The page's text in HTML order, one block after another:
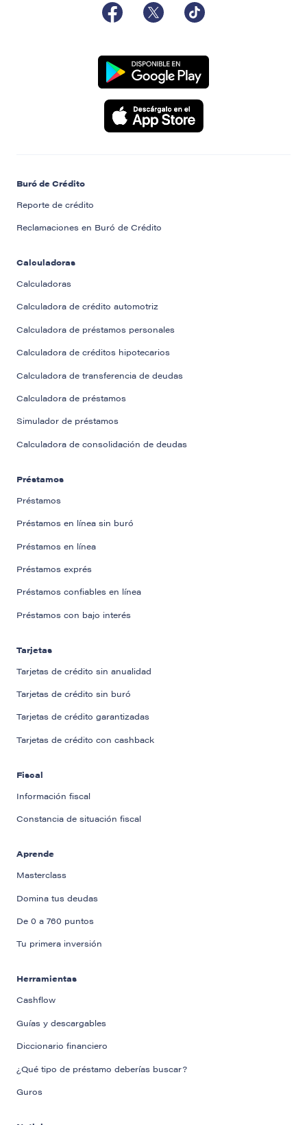
Buró de Crédito
Reporte de crédito
Reclamaciones en Buró de Crédito
Calculadoras
Calculadoras
Calculadora de crédito automotriz
Calculadora de préstamos personales
Calculadora de créditos hipotecarios
Calculadora de transferencia de deudas
Calculadora de préstamos
Simulador de préstamos
Calculadora de consolidación de deudas
Préstamos
Préstamos
Préstamos en línea sin buró
Préstamos en línea
Préstamos exprés
Préstamos confiables en línea
Préstamos con bajo interés
Tarjetas
Tarjetas de crédito sin anualidad
Tarjetas de crédito sin buró
Tarjetas de crédito garantizadas
Tarjetas de crédito con cashback
Fiscal
Información fiscal
Constancia de situación fiscal
Aprende
Masterclass
Domina tus deudas
De 0 a 760 puntos
Tu primera inversión
Herramientas
Cashflow
Guías y descargables
Diccionario financiero
¿Qué tipo de préstamo deberías buscar?
Guros